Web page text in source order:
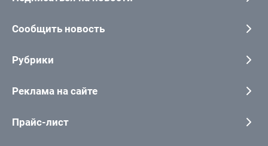
Сообщить новость
Рубрики
Реклама на сайте
Прайс-лист